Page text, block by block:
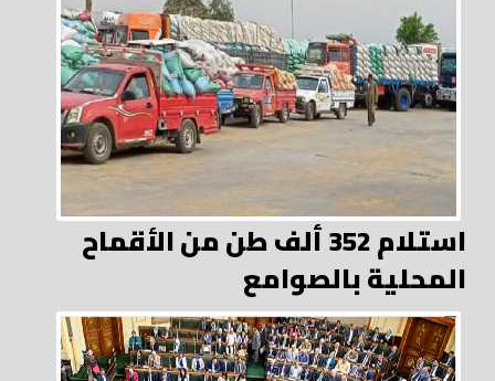
استلام 352 ألف طن من الأقماح
المحلية بالصوامع